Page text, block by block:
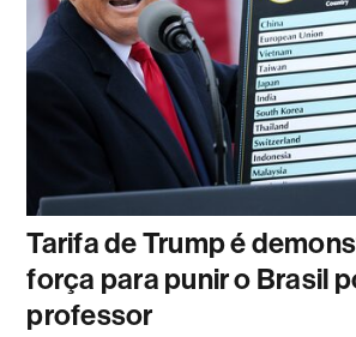
Tarifa de Trump é
força para punir o Brasil
professor